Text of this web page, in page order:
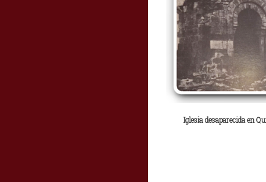
Iglesia desaparecida en